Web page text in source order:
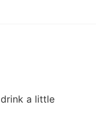
a little